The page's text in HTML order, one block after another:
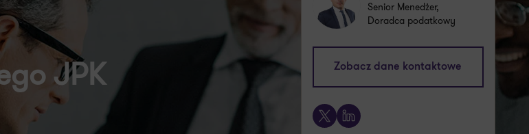
JPK
Senior Menedżer,
Doradca podatkowy
Zobacz dane kontaktowe
X LinkedIn